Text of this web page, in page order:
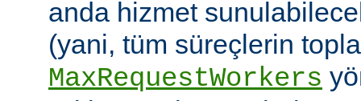
anda hizmet
(yani, tüm süreçlerin
MaxRequestWorkers